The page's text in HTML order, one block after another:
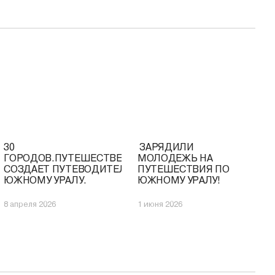
30
ГОРОДОВ.ПУТЕШЕСТВЕННИЦА
СОЗДАЕТ ПУТЕВОДИТЕЛЬ ПО
ЮЖНОМУ УРАЛУ.
8 апреля 2026
️ ЗАРЯДИЛИ
МОЛОДЕЖЬ НА
ПУТЕШЕСТВИЯ ПО
ЮЖНОМУ УРАЛУ!
1 июня 2026